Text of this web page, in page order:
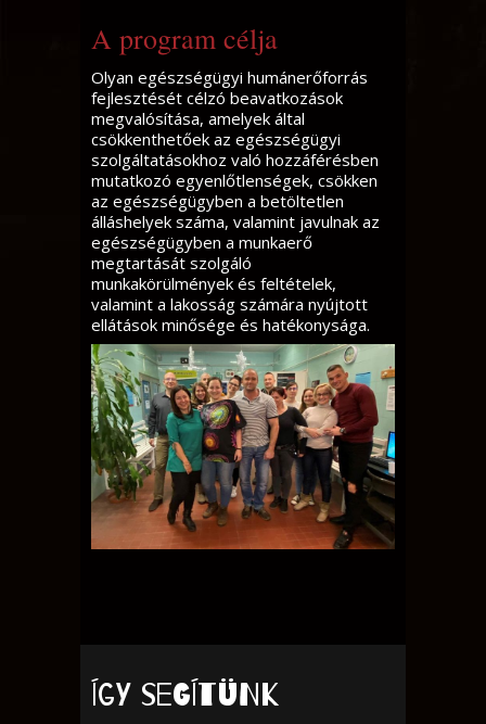
A program célja
Olyan egészségügyi humánerőforrás
fejlesztését célzó beavatkozások
megvalósítása, amelyek által
csökkenthetőek az egészségügyi
szolgáltatásokhoz való hozzáférésben
mutatkozó egyenlőtlenségek, csökken
az egészségügyben a betöltetlen
álláshelyek száma, valamint javulnak az
egészségügyben a munkaerő
megtartását szolgáló
munkakörülmények és feltételek,
valamint a lakosság számára nyújtott
ellátások minősége és hatékonysága.
Így segítünk